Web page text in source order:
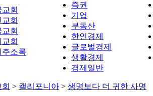
회
회
회
회
주소록
증권
기업
부동산
한인경제
글로벌경제
생활경제
경제일반
> 캘리포니아 > 생명보다 더 귀한 사명